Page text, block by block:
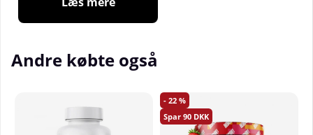
så du hurtigt kan få energi, når du er færdig. Enervit
Sport Genopretningsdrik indeholder en blanding af
valin og isoleucin samt vigtige vitaminer og
mineraler. Når du tilfører kulhydrater i form af
det til at genoprette musklernes normale funktion,
så du reducerer muskeltræthed og udmattelse på
grund af tømte glykogenlagre.
Andre købte også
22
90